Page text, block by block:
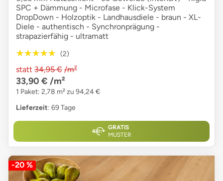
SPC + Dämmung - Microfase - Klick-System
DropDown - Holzoptik - Landhausdiele - braun - XL-
Diele - authentisch - Synchronprägung -
strapazierfähig - ultramatt
★★★★★
★★★★★ (2)
statt 34,95 € /m²
33,90 € /m²
1 Paket: 2,78 m² zu 94,24 €
Lieferzeit: 69 Tage
GRATIS
MUSTER
-20 %